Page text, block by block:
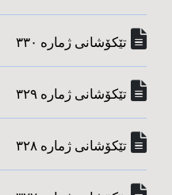
تێکۆشانی ژماره‌ ٣٣٠
تێکۆشانی ژماره‌ ٣٢٩
تێکۆشانی ژماره‌ ٣٢٨